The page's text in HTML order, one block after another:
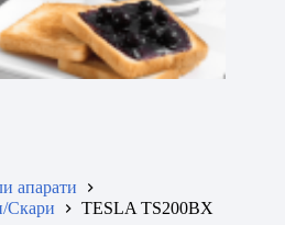
апарати
Скари TESLA TS200BX